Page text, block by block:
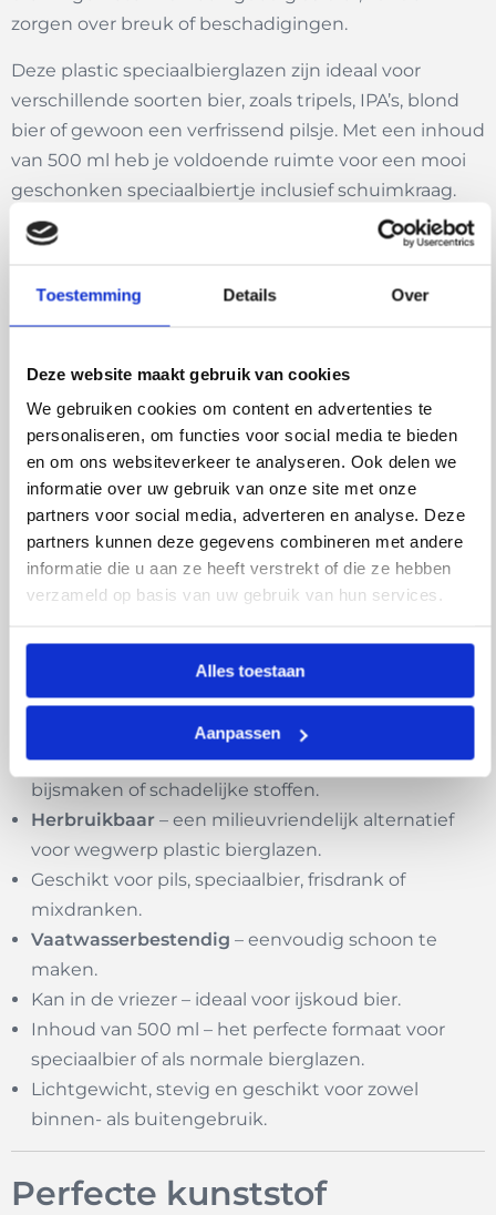
Toestemming Details Over
Deze website maakt gebruik van cookies
We gebruiken cookies om content en advertenties te
personaliseren, om functies voor social media te bieden
en om ons websiteverkeer te analyseren. Ook delen we
informatie over uw gebruik van onze site met onze
partners voor social media, adverteren en analyse. Deze
partners kunnen deze gegevens combineren met andere
informatie die u aan ze heeft verstrekt of die ze hebben
verzameld op basis van uw gebruik van hun services.
Alles toestaan
Aanpassen
zorgen over breuk of beschadigingen.
Deze plastic speciaalbierglazen zijn ideaal voor
verschillende soorten bier, zoals tripels, IPA’s, blond
bier of gewoon een verfrissend pilsje. Met een inhoud
van 500 ml heb je voldoende ruimte voor een mooi
geschonken speciaalbiertje inclusief schuimkraag.
Het Tritan-materiaal is volledig BPA-vrij, veilig voor
voedselcontact én kan zelfs in de vriezer voor extra
Of je nu een barbecue organiseert, gaat kamperen,
ontspant: deze kunststof bierglazen combineren
duurzaamheid met stijl. Ze zijn licht van gewicht,
stapelbaar, makkelijk schoon te maken in de
vaatwasser en bestand tegen dagelijks gebruik.
Voordelen van de Happy
Glass Tritan
speciaalbierglazen:
Gemaakt van sterkCopolyester Tritan– vrijwel
onbreekbaar en duurzaam.
VolledigBPA-vrij en voedselveilig– geen nare
bijsmaken of schadelijke stoffen.
Herbruikbaar – een milieuvriendelijk alternatief
voor wegwerp plastic bierglazen.
Geschikt voor pils, speciaalbier, frisdrank of
mixdranken.
Vaatwasserbestendig – eenvoudig schoon te
maken.
Kan in de vriezer – ideaal voor ijskoud bier.
Inhoud van 500 ml – het perfecte formaat voor
speciaalbier of als normale bierglazen.
Lichtgewicht, stevig en geschikt voor zowel
binnen- als buitengebruik.
Perfecte kunststof